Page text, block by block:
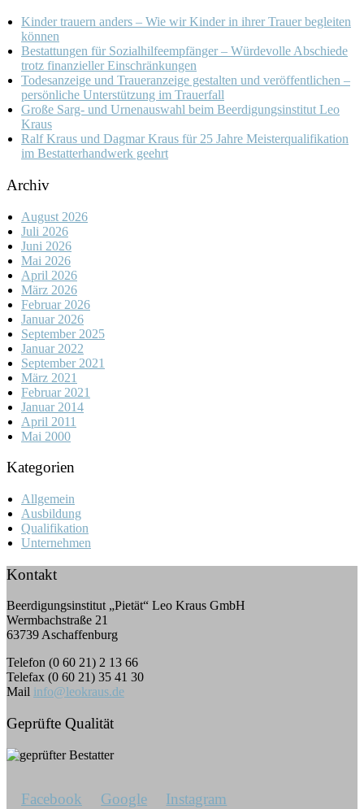
Kinder trauern anders – Wie wir Kinder in ihrer Trauer begleiten
können
Bestattungen für Sozialhilfeempfänger – Würdevolle Abschiede
trotz finanzieller Einschränkungen
Todesanzeige und Traueranzeige gestalten und veröffentlichen –
persönliche Unterstützung im Trauerfall
Große Sarg- und Urnenauswahl beim Beerdigungsinstitut Leo
Kraus
Ralf Kraus und Dagmar Kraus für 25 Jahre Meisterqualifikation
im Bestatterhandwerk geehrt
Archiv
August 2026
Juli 2026
Juni 2026
Mai 2026
April 2026
März 2026
Februar 2026
Januar 2026
September 2025
Januar 2022
September 2021
März 2021
Februar 2021
Januar 2014
April 2011
Mai 2000
Kategorien
Allgemein
Ausbildung
Qualifikation
Unternehmen
Kontakt
Beerdigungsinstitut „Pietät“ Leo Kraus GmbH
Wermbachstraße 21
63739 Aschaffenburg
Telefon (0 60 21) 2 13 66
Telefax (0 60 21) 35 41 30
Mail info@leokraus.de
Geprüfte Qualität
Facebook Google Instagram